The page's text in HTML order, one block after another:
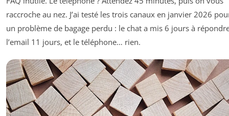
raccroche au nez. J’ai testé les trois canaux en janvier 2026
un problème de bagage perdu : le chat a mis 6 jours à
l’email 11 jours, et le téléphone… rien.